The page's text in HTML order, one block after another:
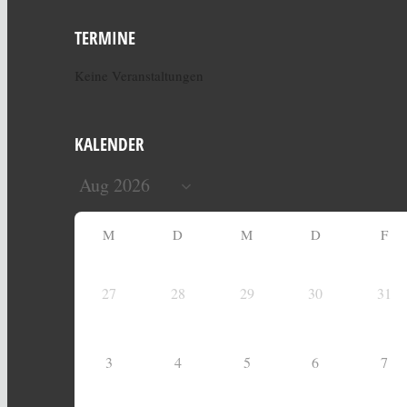
TERMINE
KALENDER
M D M D F
27 28 29 30 31
3 4 5 6 7